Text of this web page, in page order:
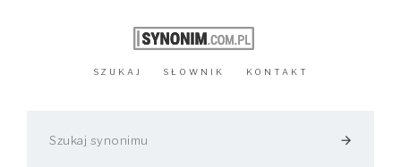
SZUKAJ SŁOWNIK KONTAKT
arrow_forward